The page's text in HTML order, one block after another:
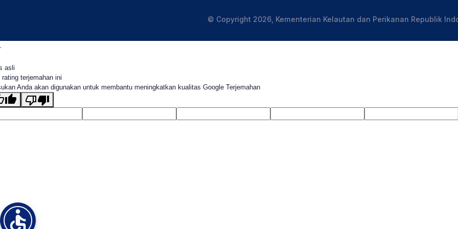
© Copyright 2026, Kementerian Kelautan dan Perikanan Republik
.
asli
rating terjemahan ini
Anda akan digunakan untuk membantu meningkatkan kualitas Google Terjemahan